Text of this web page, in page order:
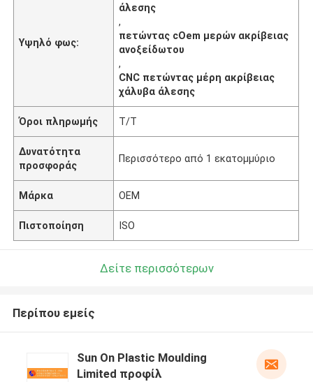
Υψηλό φως:
άλεσης
,
πετώντας cOem μερών ακρίβειας
ανοξείδωτου
,
CNC πετώντας μέρη ακρίβειας
χάλυβα άλεσης
Όροι πληρωμής T/T
Δυνατότητα
προσφοράς
Περισσότερο από 1 εκατομμύριο
Μάρκα OEM
Πιστοποίηση ISO
Δείτε περισσότερων
Περίπου εμείς
Sun On Plastic Moulding
Limited προφίλ